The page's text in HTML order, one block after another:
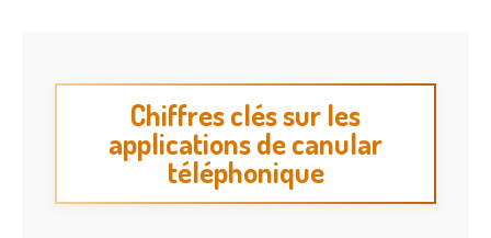
Chiffres clés sur les
applications de canular
téléphonique